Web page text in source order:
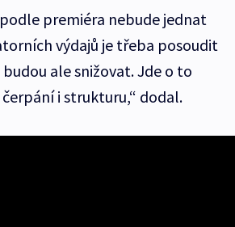
premiéra nebude jednat
výdajů je třeba posoudit
ale snižovat. Jde o to
i strukturu,“ dodal.